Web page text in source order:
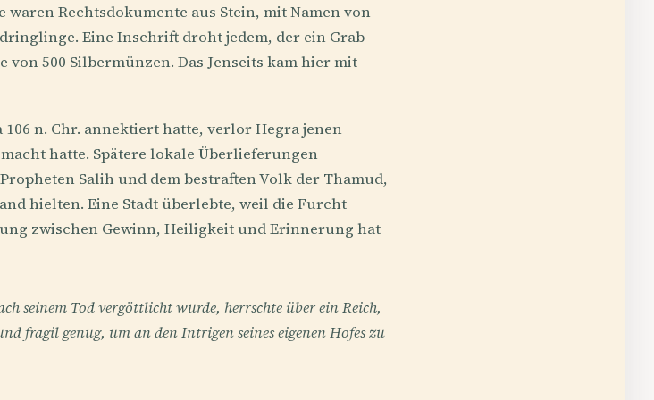
Rechtsdokumente aus Stein, mit Namen von
Eine Inschrift droht jedem, der ein Grab
500 Silbermünzen. Das Jenseits kam hier mit
106 n. Chr. annektiert hatte, verlor Hegra jenen
hatte. Spätere lokale Überlieferungen
Salih und dem bestraften Volk der Thamud,
hielten. Eine Stadt überlebte, weil die Furcht
zwischen Gewinn, Heiligkeit und Erinnerung hat
seinem Tod vergöttlicht wurde, herrschte über ein Reich,
fragil genug, um an den Intrigen seines eigenen Hofes zu